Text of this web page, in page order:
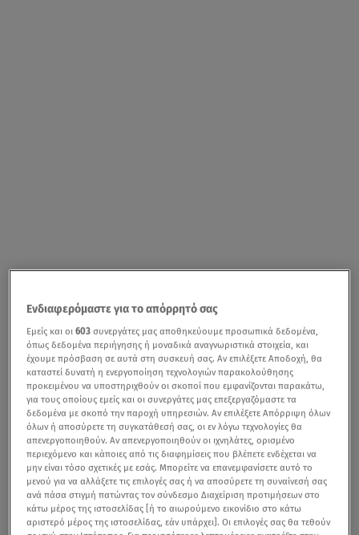
Ενδιαφερόμαστε για το απόρρητό σας
Εμείς και οι603 συνεργάτες μας αποθηκεύουμε προσωπικά δεδομένα,
όπως δεδομένα περιήγησης ή μοναδικά αναγνωριστικά στοιχεία, και
έχουμε πρόσβαση σε αυτά στη συσκευή σας. Αν επιλέξετε Αποδοχή, θα
καταστεί δυνατή η ενεργοποίηση τεχνολογιών παρακολούθησης
προκειμένου να υποστηριχθούν οι σκοποί που εμφανίζονται παρακάτω,
για τους οποίους εμείς και οι συνεργάτες μας επεξεργαζόμαστε τα
δεδομένα με σκοπό την παροχή υπηρεσιών. Αν επιλέξετε Απόρριψη όλων
όλων ή αποσύρετε τη συγκατάθεσή σας, οι εν λόγω τεχνολογίες θα
απενεργοποιηθούν. Αν απενεργοποιηθούν οι ιχνηλάτες, ορισμένο
περιεχόμενο και κάποιες από τις διαφημίσεις που βλέπετε ενδέχεται να
μην είναι τόσο σχετικές με εσάς. Μπορείτε να επανεμφανίσετε αυτό το
μενού για να αλλάξετε τις επιλογές σας ή να αποσύρετε τη συναίνεσή σας
ανά πάσα στιγμή πατώντας τον σύνδεσμο Διαχείριση προτιμήσεων στο
κάτω μέρος της ιστοσελίδας [ή το αιωρούμενο εικονίδιο στο κάτω
αριστερό μέρος της ιστοσελίδας, εάν υπάρχει]. Οι επιλογές σας θα τεθούν